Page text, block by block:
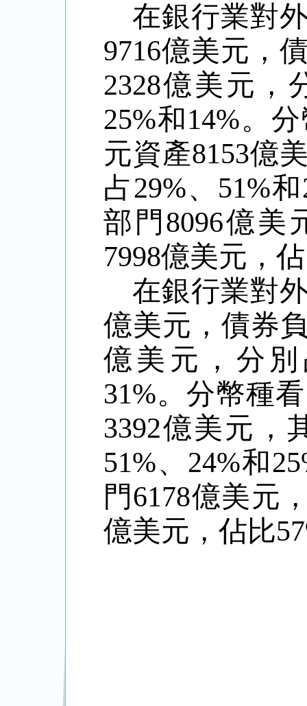
在銀行業對
9716億美元，
2328億美元，
25%和14%。
元資產8153億
占29%、51%
部門8096億美
7998億美元，
在銀行業對
億美元，債券
億美元，分別
31%。分幣種
3392億美元，
51%、24%和
門6178億美元
億美元，佔比